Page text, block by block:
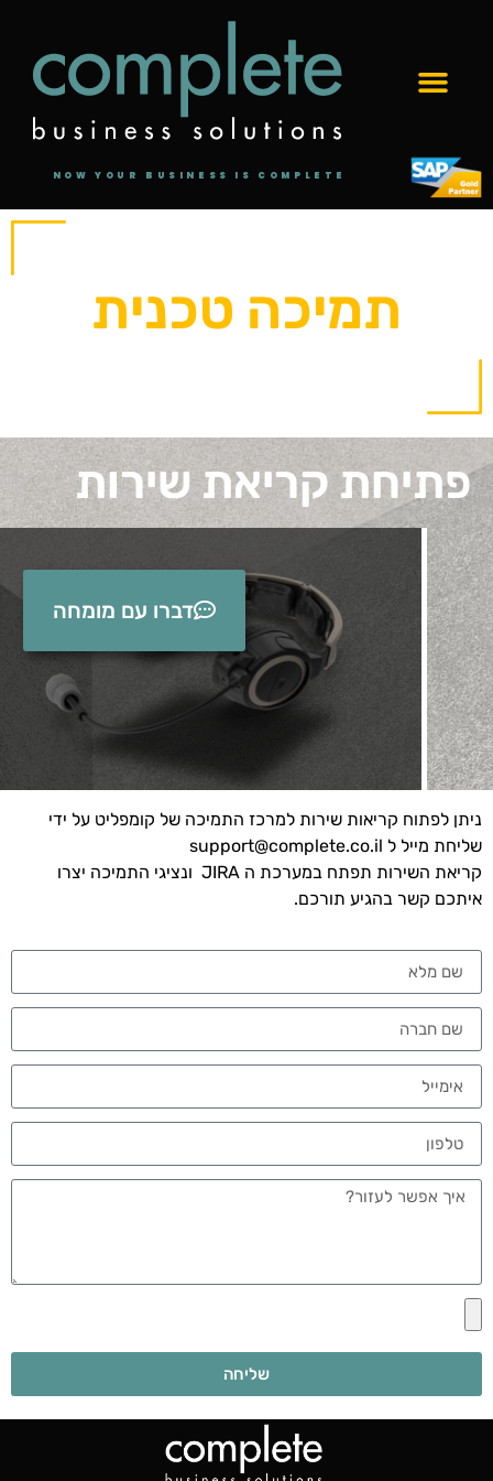
NOW YOUR BUSINESS IS COMPLETE
תמיכה טכנית
פתיחת קריאת שירות
ניתן לפתוח קריאות שירות למרכז התמיכה של קומפליט על ידי
שליחת מייל ל support@complete.co.il
קריאת השירות תפתח במערכת ה JIRA ונציגי התמיכה יצרו
איתכם קשר בהגיע תורכם.
שליחה
דברו עם מומחה